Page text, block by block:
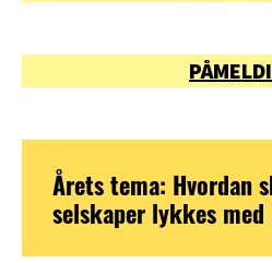
Årets tema: Hvordan
selskaper lykkes med